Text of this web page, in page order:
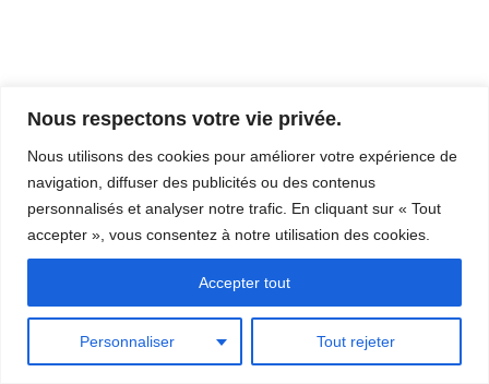
Nous respectons votre vie privée.
Nous utilisons des cookies pour améliorer votre expérience de
navigation, diffuser des publicités ou des contenus
personnalisés et analyser notre trafic. En cliquant sur « Tout
accepter », vous consentez à notre utilisation des cookies.
Personnaliser Tout rejeter
Accepter tout
Mentions légales Politique de confidentialité Plan de site
Neve| Propulsé parWordPress